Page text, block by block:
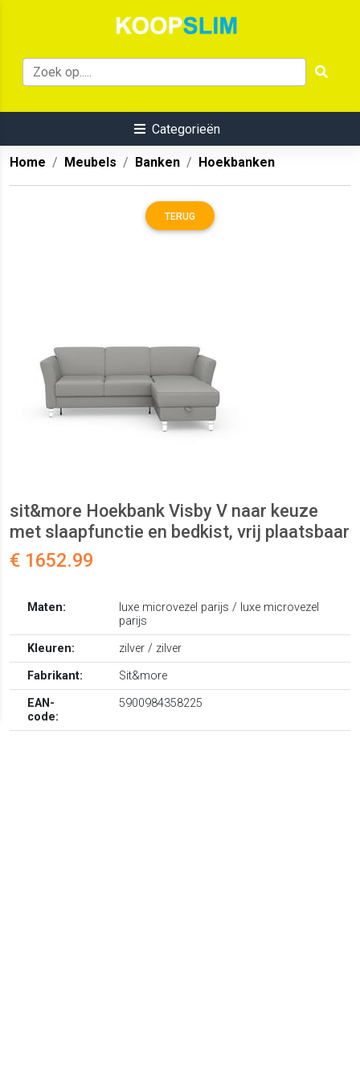
Categorieën
Home Meubels Banken Hoekbanken
TERUG
sit&more Hoekbank Visby V naar keuze
met slaapfunctie en bedkist, vrij plaatsbaar
€ 1652.99
Maten:
luxe microvezel parijs / luxe microvezel
parijs
Kleuren:
zilver / zilver
Fabrikant:
Sit&more
EAN-
code:
5900984358225